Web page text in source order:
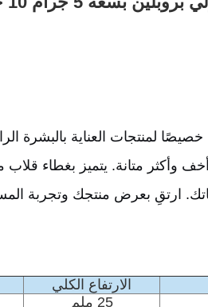
لمنتجات العناية بالبشرة
ارتقِ بعرض منتجك وتجربة
الارتفاع الكلي
25 ملم